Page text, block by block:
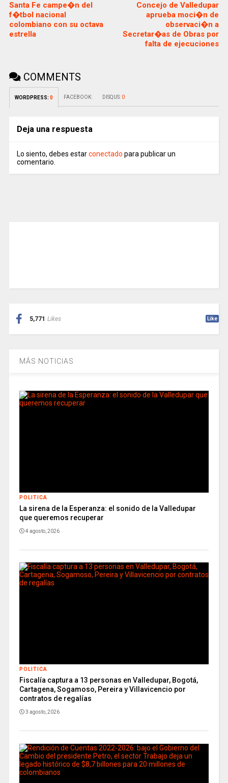
Santa Fe campe�n del
f�tbol nacional
colombiano con su octava
estrella
Concejo de Valledupar
aprueba moci�n de
observaci�n a
Secretar�as de Obras por
falta de ejecuciones
COMMENTS
WORDPRESS: 0 FACEBOOK: DISQUS: 0
Deja una respuesta
Lo siento, debes estarconectado para publicar un
comentario.
5,771 Likes Like
MÁS NOTICIAS
POLITICA
La sirena de la Esperanza: el sonido de la Valledupar
que queremos recuperar
4 agosto, 2026
POLITICA
Fiscalía captura a 13 personas en Valledupar, Bogotá,
Cartagena, Sogamoso, Pereira y Villavicencio por
contratos de regalías
3 agosto, 2026